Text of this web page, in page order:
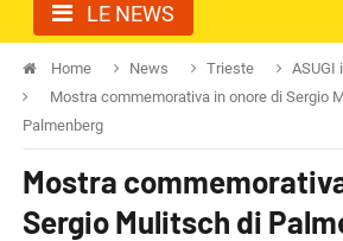
LE NEWS
Home News Trieste
ASUGI
Mostra commemorativa in onore di Sergio
Palmenberg
Mostra
Sergio Mulitsch di